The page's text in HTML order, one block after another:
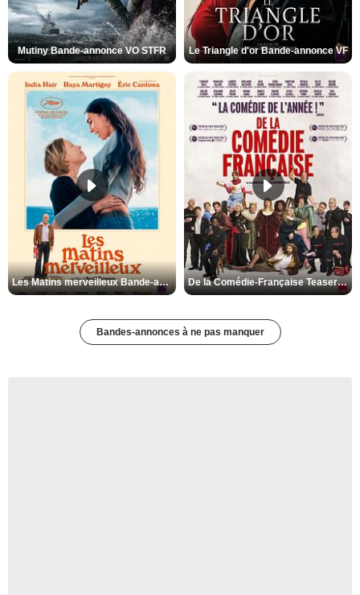
Mutiny Bande-annonce VO STFR Le Triangle d'or Bande-annonce VF
Les Matins merveilleux Bande-annonce VF De la Comédie-Française Teaser VF
Bandes-annonces à ne pas manquer